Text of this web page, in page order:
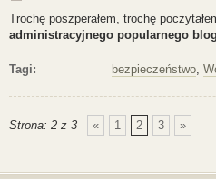
Trochę poszperałem, trochę
administracyjnego popularnego
Tagi: bezpieczeństwo,
Strona: 2 z 3 « 1 2 3 »